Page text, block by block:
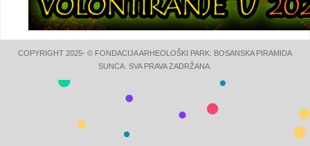
COPYRIGHT 2025- © FONDACIJA ARHEOLOŠKI PARK: BOSANSKA PIRAMIDA
SUNCA. SVA PRAVA ZADRŽANA.